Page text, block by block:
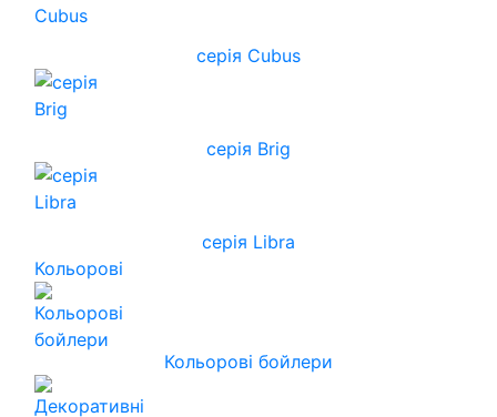
серія Cubus
серія Brig
серія Libra
Кольорові
Кольорові бойлери